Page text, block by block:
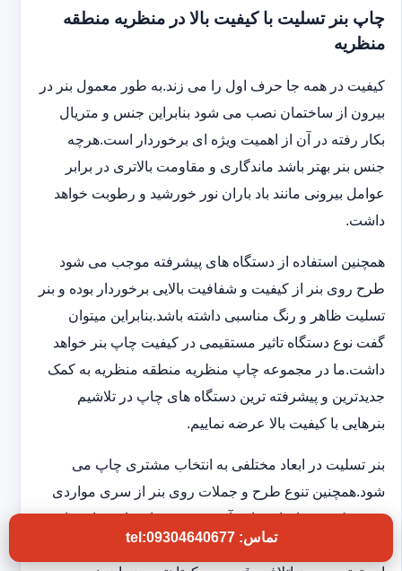
چاپ بنر تسلیت با کیفیت بالا در منظریه منطقه
منظریه
کیفیت در همه جا حرف اول را می زند.به طور معمول بنر در
بیرون از ساختمان نصب می شود بنابراین جنس و متریال
بکار رفته در آن از اهمیت ویژه ای برخوردار است.هرچه
جنس بنر بهتر باشد ماندگاری و مقاومت بالاتری در برابر
عوامل بیرونی مانند باد باران نور خورشید و رطوبت خواهد
داشت.
همچنین استفاده از دستگاه های پیشرفته موجب می شود
طرح روی بنر از کیفیت و شفافیت بالایی برخوردار بوده و بنر
تسلیت ظاهر و رنگ مناسبی داشته باشد.بنابراین میتوان
گفت نوع دستگاه تاثیر مستقیمی در کیفیت چاپ بنر خواهد
داشت.ما در مجموعه چاپ منظریه منطقه منظریه به کمک
جدیدترین و پیشرفته ترین دستگاه های چاپ در تلاشیم
بنرهایی با کیفیت بالا عرضه نماییم.
بنر تسلیت در ابعاد مختلفی به انتخاب مشتری چاپ می
شود.همچنین تنوع طرح و جملات روی بنر از سری مواردی
هستند که در چاپخانه ما به آن توجه ویژه ای داریم تا شما
بتوانید بنر تسلیتی با کیفیت و فوری در اختیار داشته باشید.به
تماس: tel:09304640677